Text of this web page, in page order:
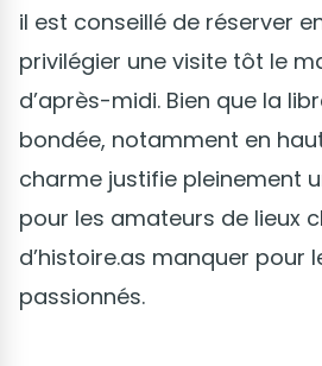
il est conseillé de réserver
privilégier une visite tôt le
d’après-midi. Bien que la
bondée, notamment en
charme justifie pleinement
pour les amateurs de lieux
d’histoire.as manquer pour
passionnés.